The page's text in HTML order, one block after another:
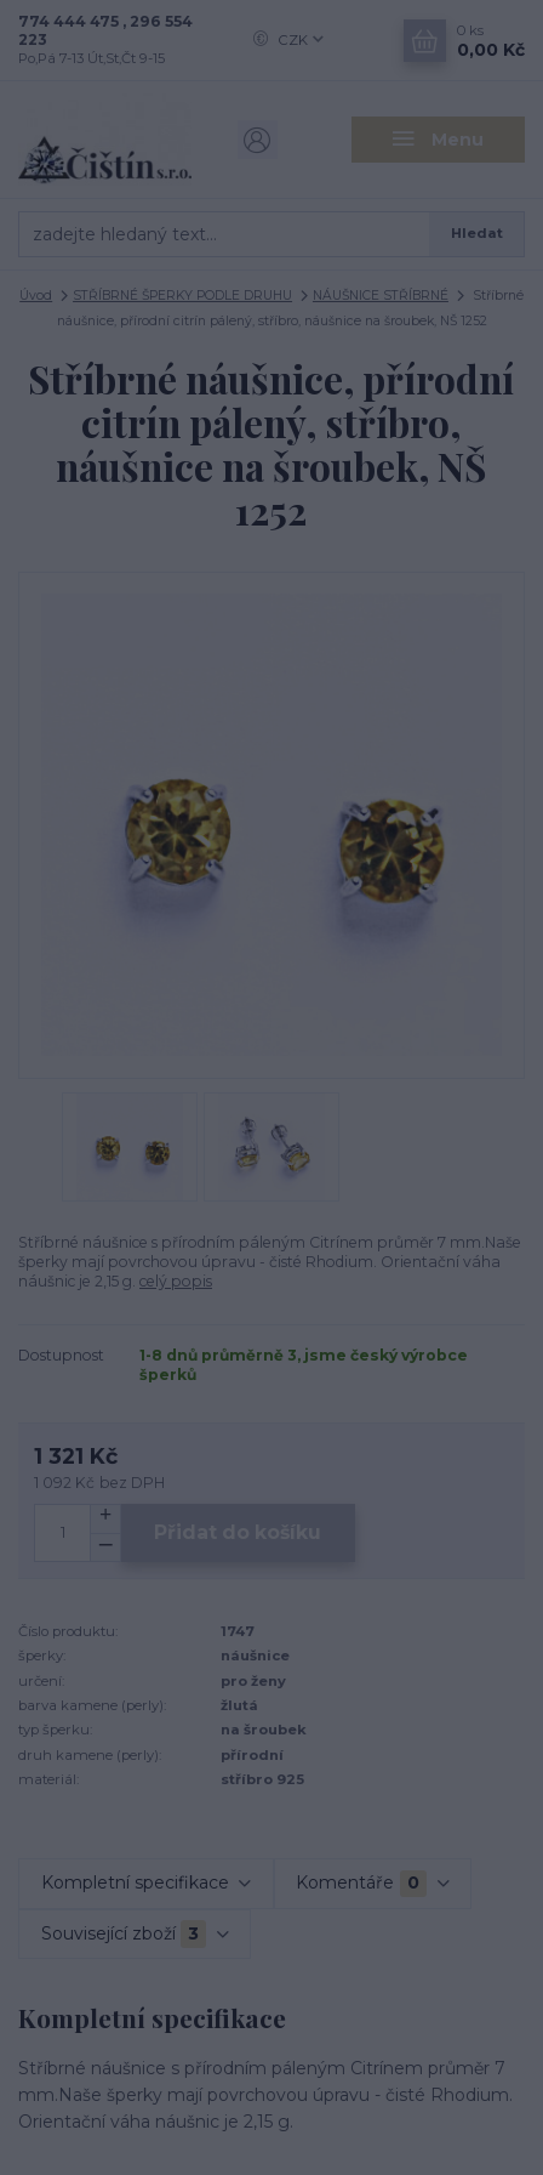
Menu
CZK
Hledat
774 444 475 , 296 554
223
Po,Pá 7-13 Út,St,Čt 9-15
0 ks
0,00 Kč
Úvod STŘÍBRNÉ ŠPERKY PODLE DRUHU NÁUŠNICE STŘÍBRNÉ
Stříbrné
náušnice, přírodní citrín pálený, stříbro, náušnice na šroubek, NŠ 1252
Stříbrné náušnice, přírodní
citrín pálený, stříbro,
náušnice na šroubek, NŠ
1252
Stříbrné náušnice s přírodním páleným Citrínem průměr 7 mm.Naše
šperky mají povrchovou úpravu - čisté Rhodium. Orientační váha
náušnic je 2,15 g. celý popis
Dostupnost
1-8 dnů průměrně 3, jsme český výrobce
šperků
1 321 Kč
1 092 Kč bez DPH
Číslo produktu:
1747
šperky:
náušnice
určení:
pro ženy
barva kamene (perly):
žlutá
typ šperku:
na šroubek
druh kamene (perly):
přírodní
materiál:
stříbro 925
Kompletní specifikace Komentáře 0
Související zboží 3
Kompletní specifikace
Stříbrné náušnice s přírodním páleným Citrínem průměr 7
mm.Naše šperky mají povrchovou úpravu - čisté Rhodium.
Orientační váha náušnic je 2,15 g.